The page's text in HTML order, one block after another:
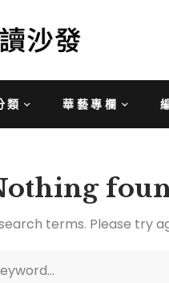
類 華藝專欄
terms. Please try